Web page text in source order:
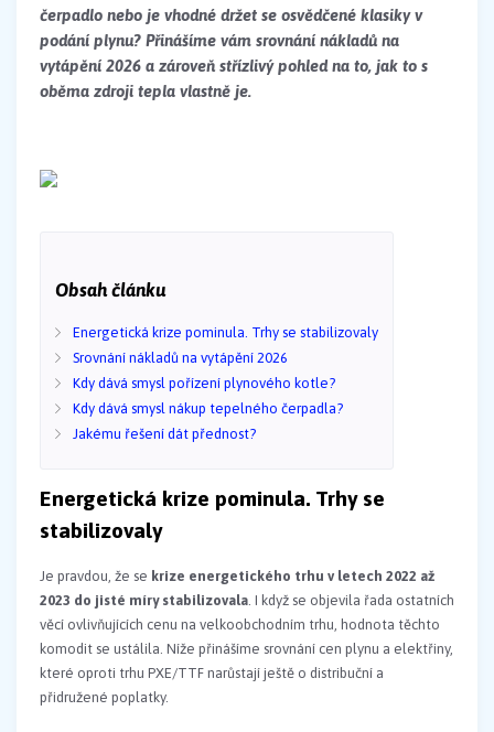
čerpadlo nebo je vhodné držet se osvědčené klasiky v
podání plynu? Přinášíme vám srovnání nákladů na
vytápění 2026 a zároveň střízlivý pohled na to, jak to s
oběma zdroji tepla vlastně je.
Obsah článku
Energetická krize pominula. Trhy se stabilizovaly
Srovnání nákladů na vytápění 2026
Kdy dává smysl pořízení plynového kotle?
Kdy dává smysl nákup tepelného čerpadla?
Jakému řešení dát přednost?
Energetická krize pominula. Trhy se
stabilizovaly
Je pravdou, že se krize energetického trhu v letech 2022 až
2023 do jisté míry stabilizovala. I když se objevila řada ostatních
věcí ovlivňujících cenu na velkoobchodním trhu, hodnota těchto
komodit se ustálila. Níže přinášíme srovnání cen plynu a elektřiny,
které oproti trhu PXE/TTF narůstají ještě o distribuční a
přidružené poplatky.